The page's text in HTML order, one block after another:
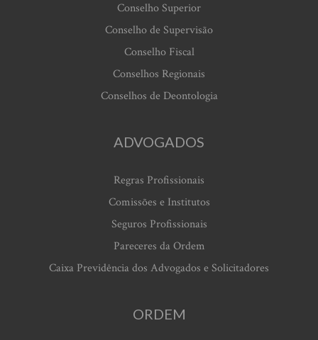
Conselho Superior
Conselho de Supervisão
Conselho Fiscal
Conselhos Regionais
Conselhos de Deontologia
ADVOGADOS
Regras Profissionais
Comissões e Institutos
Seguros Profissionais
Pareceres da Ordem
Caixa Previdência dos Advogados e Solicitadores
ORDEM